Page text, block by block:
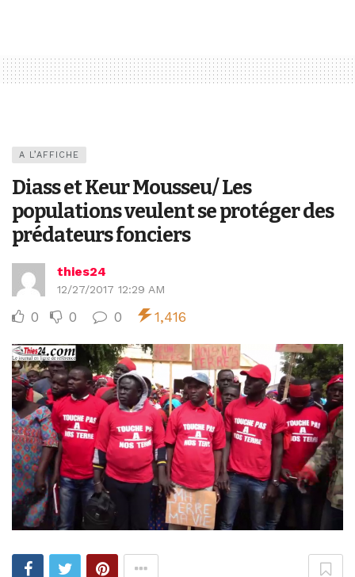
A L’AFFICHE
Diass et Keur Mousseu/ Les
populations veulent se protéger des
prédateurs fonciers
thies24
12/27/2017 12:29 AM
0 0 0 1,416